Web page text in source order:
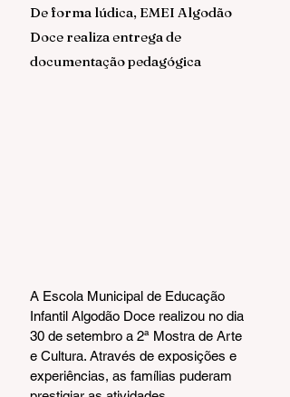
De forma lúdica, EMEI Algodão
Doce realiza entrega de
documentação pedagógica
A Escola Municipal de Educação
Infantil Algodão Doce realizou no dia
30 de setembro a 2ª Mostra de Arte
e Cultura. Através de exposições e
experiências, as famílias puderam